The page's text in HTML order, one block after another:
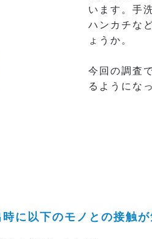
います。手
ハンカチな
ょうか。
今回の調査
るようにな
に以下のモノとの接触